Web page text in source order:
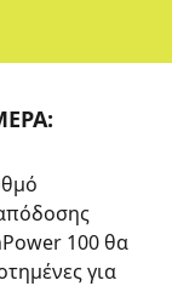
100 θα
για